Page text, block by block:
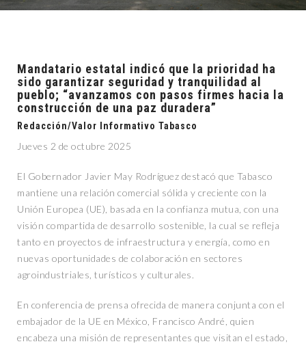
Mandatario estatal indicó que la prioridad ha
sido garantizar seguridad y tranquilidad al
pueblo; “avanzamos con pasos firmes hacia la
construcción de una paz duradera”
Redacción/Valor Informativo Tabasco
Jueves 2 de octubre 2025
El Gobernador Javier May Rodríguez destacó que Tabasco
mantiene una relación comercial sólida y creciente con la
Unión Europea (UE), basada en la confianza mutua, con una
visión compartida de desarrollo sostenible, la cual se refleja
tanto en proyectos de infraestructura y energía, como en
nuevas oportunidades de colaboración en sectores
agroindustriales, turísticos y culturales.
En conferencia de prensa ofrecida de manera conjunta con el
embajador de la UE en México, Francisco André, quien
encabeza una misión de representantes que visitan el estado,